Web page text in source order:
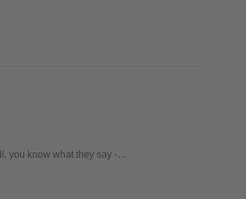
you know what they say -…